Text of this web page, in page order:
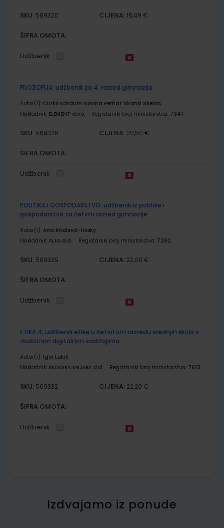
SKU: 569320 CIJENA: 16,49 €
ŠIFRA OMOTA:
Udžbenik
FILOZOFIJA; udžbenik za 4. razred gimnazija
Autor(i): Ćurko Kardum Novina Perhat Skansi Skelac
Nakladnik: ELEMENT d.o.o. Registarski broj ministarstva: 7341
SKU: 569326 CIJENA: 20,50 €
ŠIFRA OMOTA:
Udžbenik
POLITIKA I GOSPODARSTVO; udžbenik iz politike i
gospodarstva za četvrti razred gimnazije
Autor(i): Ana Knežević-Hesky
Nakladnik: ALFA d.d. Registarski broj ministarstva: 7282
SKU: 569329 CIJENA: 22,00 €
ŠIFRA OMOTA:
Udžbenik
ETIKA 4; udžbenik etike u četvrtom razredu srednjih škola s
dodatnim digitalnim sadržajima
Autor(i): Igor Lukić
Nakladnik: ŠKOLSKA KNJIGA d.d. Registarski broj ministarstva: 7613
SKU: 569332 CIJENA: 22,20 €
ŠIFRA OMOTA:
Udžbenik
Izdvajamo iz ponude